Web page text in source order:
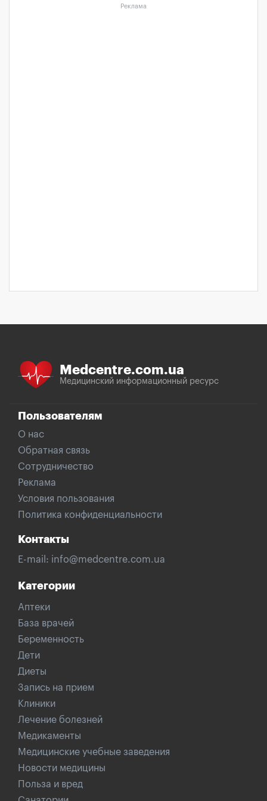
Реклама
Medcentre.com.ua
Медицинский информационный ресурс
Пользователям
О нас
Обратная связь
Сотрудничество
Реклама
Условия пользования
Политика конфиденциальности
Контакты
E-mail: info@medcentre.com.ua
Категории
Аптеки
База врачей
Беременность
Дети
Диеты
Запись на прием
Клиники
Лечение болезней
Медикаменты
Медицинские учебные заведения
Новости медицины
Польза и вред